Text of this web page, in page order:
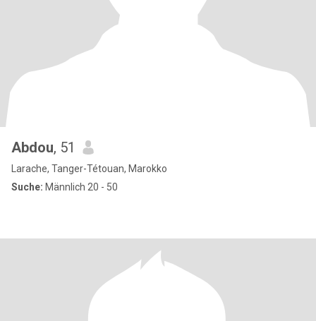
Abdou, 51
Larache, Tanger-Tétouan, Marokko
Suche: Männlich 20 - 50